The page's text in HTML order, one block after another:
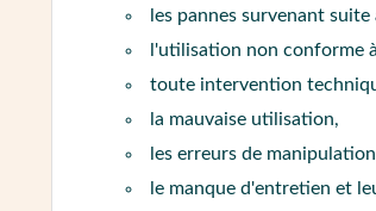
les pannes survenant
l'utilisation non conforme
toute intervention
la mauvaise utilisation,
les erreurs de
le manque d'entretien et